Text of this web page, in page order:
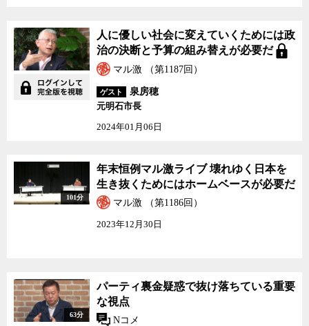
人に優しい社会に変えていくためには政
治の決断と予算の組み替えが必要だ
マル激 （第1187回）
ゲスト
泉房穂
元明石市長
2024年01月06日
101分
年末恒例マル激ライブ 壊れゆく日本を
生き抜くためにはホームベースが必要だ
マル激 （第1186回）
2023年12月30日
63分
パーティ裏金疑惑で抜け落ちている重要
な視点
Nコメ